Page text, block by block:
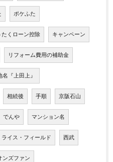
ポケふた
たくローン控除 キャンペーン
リフォーム費用の補助金
名『上田上』
相続後 手順 京阪石山
んや マンション名
ライス・フィールド 西武
ンズファン